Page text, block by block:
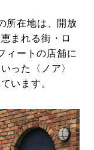
所在地は、開放
まれる街・ロ
ィートの店舗に
った〈ノア〉
います。